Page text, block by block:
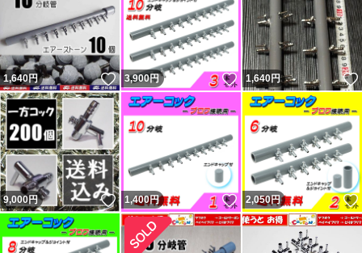
てきたが今までの連中と同じ。 他のも記載内容無視の異
常者。
残念ながら数千人に一人くらいの割合で話が通じない異常
者が現れます。悪い評価をする事が目的（サクラ）と思わ
れる者が複数います。 ヤフーフリマからは不当評価への
私の返信コメントが閲覧出来ず、絶対に不公平なので載せ
ています。 私に非があれば反省・改善しますが、不当評
価には主張・反論します。かなり抑えて記載しています。
不当評価を気にせず購入していただいている皆様、ありが
とうございます。 どちらでもない評価も数件以外はコメ
1,640円 いいね！
3,900円 いいね！
1,640円
9,000円 いいね！
1,400円 いいね！
2,050円